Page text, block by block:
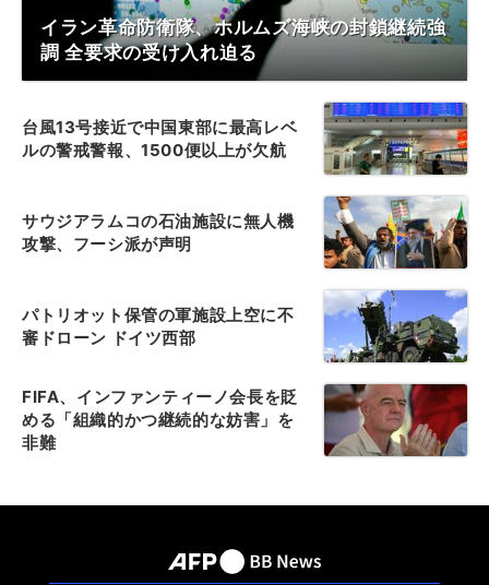
イラン革命防衛隊、ホルムズ海峡の封鎖継続強
調 全要求の受け入れ迫る
台風13号接近で中国東部に最高レベ
ルの警戒警報、1500便以上が欠航
サウジアラムコの石油施設に無人機
攻撃、フーシ派が声明
パトリオット保管の軍施設上空に不
審ドローン ドイツ西部
FIFA、インファンティーノ会長を貶
める「組織的かつ継続的な妨害」を
非難